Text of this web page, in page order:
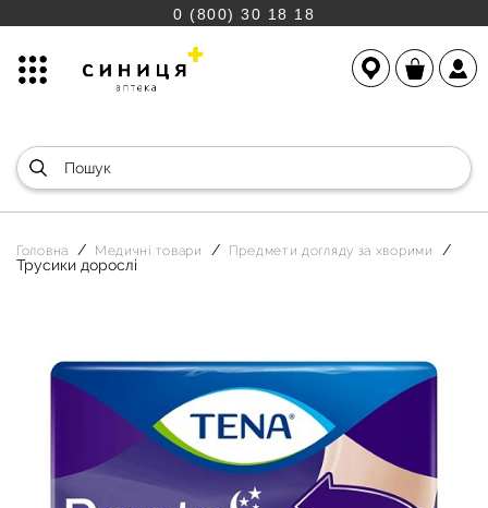
0 (800) 30 18 18
Головна Медичні товари Предмети догляду за хворими
Трусики дорослі